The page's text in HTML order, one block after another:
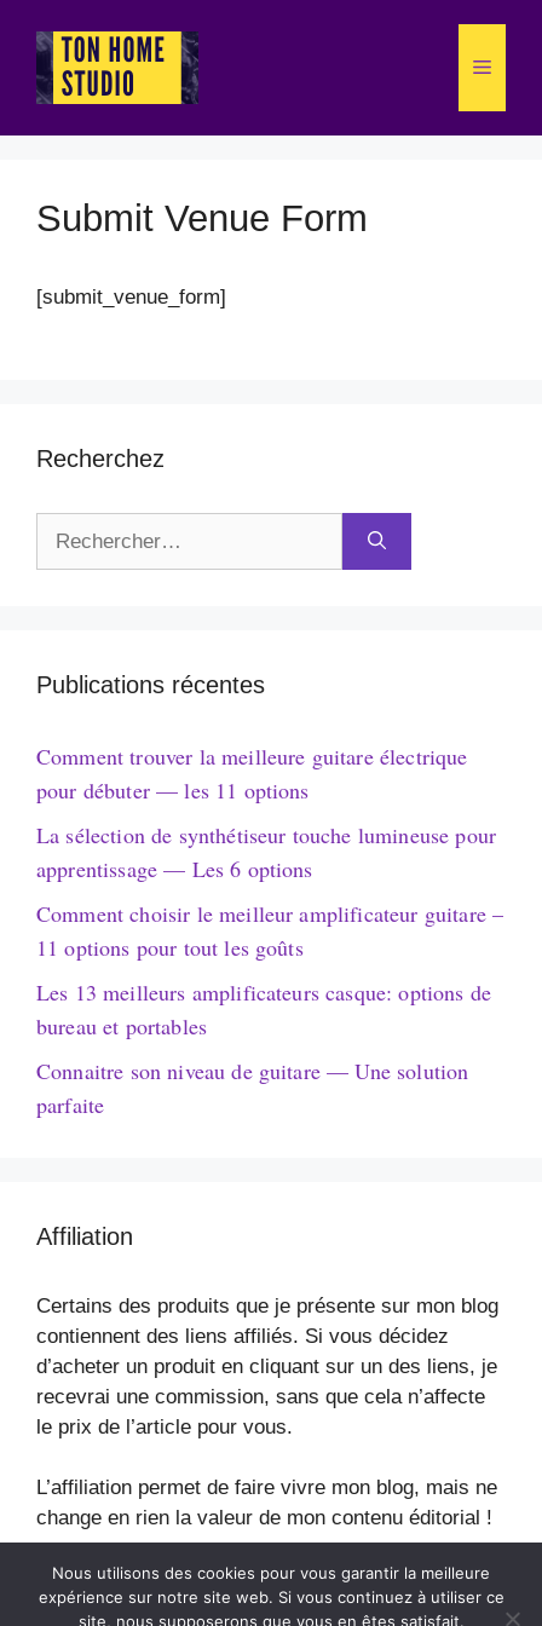
contenu
Menu
Submit Venue Form
[submit_venue_form]
Recherchez
Publications récentes
Comment trouver la meilleure guitare électrique
pour débuter — les 11 options
La sélection de synthétiseur touche lumineuse pour
apprentissage — Les 6 options
Comment choisir le meilleur amplificateur guitare –
11 options pour tout les goûts
Les 13 meilleurs amplificateurs casque: options de
bureau et portables
Connaitre son niveau de guitare — Une solution
parfaite
Affiliation
Certains des produits que je présente sur mon blog
contiennent des liens affiliés. Si vous décidez
d’acheter un produit en cliquant sur un des liens, je
recevrai une commission, sans que cela n’affecte
le prix de l’article pour vous.
L’affiliation permet de faire vivre mon blog, mais ne
change en rien la valeur de mon contenu éditorial !
Nous utilisons des cookies pour vous garantir la meilleure
expérience sur notre site web. Si vous continuez à utiliser ce
site, nous supposerons que vous en êtes satisfait.